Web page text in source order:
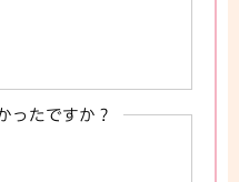
ったですか？